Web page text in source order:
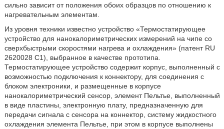
сильно зависит от положения обоих образцов по отношению к
нагревательным элементам.
Из уровня техники известно устройство «Термостатирующее
устройство для нанокалориметрических измерений на чипе со
сверхбыстрыми скоростями нагрева и охлаждения» (патент RU
2620028 C1), выбранное в качестве прототипа.
Термостатирующее устройство содержит корпус, выполненный с
возможностью подключения к коннектору, для соединения с
блоком электроники, и размещенные в корпусе
нанокалориметрический сенсор, элемент Пельтье, выполненный
в виде пластины, электронную плату, предназначенную для
передачи сигнала с сенсора на коннектор, систему жидкостного
охлаждения элемента Пельтье, при этом в корпусе выполнены